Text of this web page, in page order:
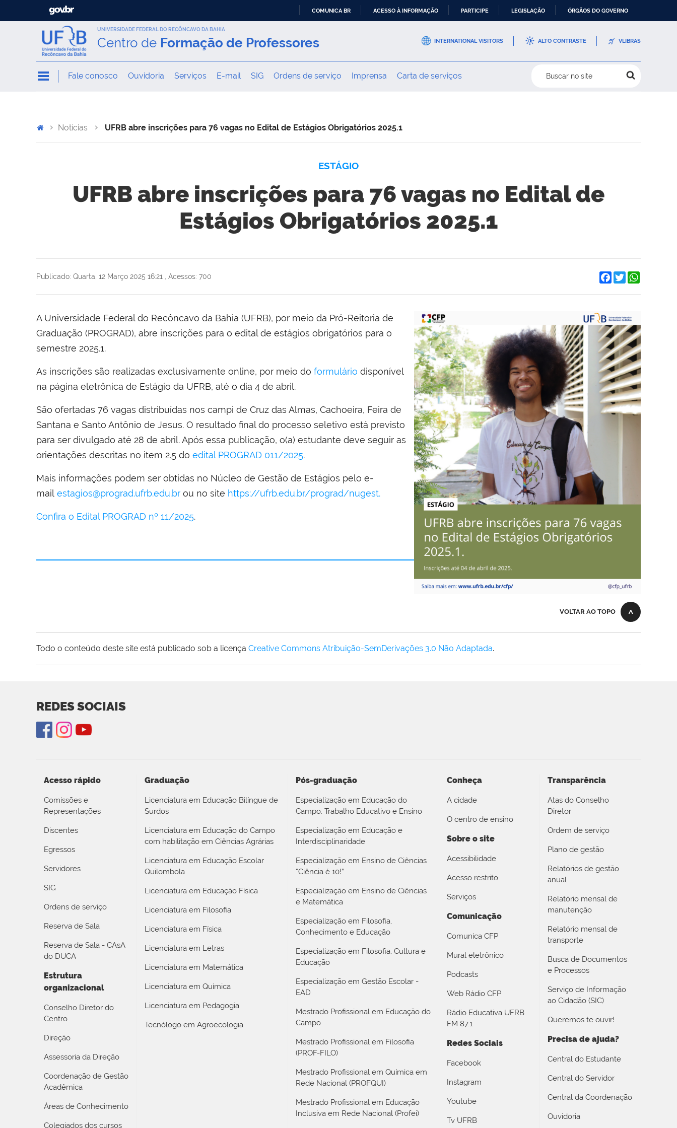
CONTEÚDO
COMUNICA BR ACESSO À INFORMAÇÃO PARTICIPE LEGISLAÇÃO ÓRGÃOS DO GOVERNO
UNIVERSIDADE FEDERAL DO RECÔNCAVO DA BAHIA
Centro de Formação de Professores INTERNATIONAL VISITORS ALTO CONTRASTE VLIBRAS
Fale conosco Ouvidoria Serviços E-mail SIG Ordens de serviço Imprensa Carta de serviços Buscar no site
Notícias UFRB abre inscrições para 76 vagas no Edital de Estágios Obrigatórios 2025.1
ESTÁGIO
UFRB abre inscrições para 76 vagas no Edital de
Estágios Obrigatórios 2025.1
Publicado: Quarta, 12 Março 2025 16:21 Acessos: 700 Facebook
Twitter
A Universidade Federal do Recôncavo da Bahia (UFRB), por meio da Pró-Reitoria de
Graduação (PROGRAD), abre inscrições para o edital de estágios obrigatórios para o
semestre 2025.1.
As inscrições são realizadas exclusivamente online, por meio do formulário disponível
na página eletrônica de Estágio da UFRB, até o dia 4 de abril.
São ofertadas 76 vagas distribuídas nos campi de Cruz das Almas, Cachoeira, Feira de
Santana e Santo Antônio de Jesus. O resultado final do processo seletivo está previsto
para ser divulgado até 28 de abril. Após essa publicação, o(a) estudante deve seguir as
orientações descritas no item 2.5 do edital PROGRAD 011/2025.
Mais informações podem ser obtidas no Núcleo de Gestão de Estágios pelo e-
mail estagios@prograd.ufrb.edu.br ou no site https://ufrb.edu.br/prograd/nugest.
Confira o Edital PROGRAD nº 11/2025.
VOLTAR AO TOPO
Todo o conteúdo deste site está publicado sob a licença Creative Commons Atribuição-SemDerivações 3.0 Não Adaptada.
REDES SOCIAIS
Acesso rápido
Comissões e
Representações
Discentes
Egressos
Servidores
SIG
Ordens de serviço
Reserva de Sala
Reserva de Sala - CAsA
do DUCA
Estrutura
organizacional
Conselho Diretor do
Centro
Direção
Assessoria da Direção
Coordenação de Gestão
Acadêmica
Áreas de Conhecimento
Colegiados dos cursos
Graduação
Licenciatura em Educação Bilíngue de
Surdos
Licenciatura em Educação do Campo
com habilitação em Ciências Agrárias
Licenciatura em Educação Escolar
Quilombola
Licenciatura em Educação Física
Licenciatura em Filosofia
Licenciatura em Física
Licenciatura em Letras
Licenciatura em Matemática
Licenciatura em Química
Licenciatura em Pedagogia
Tecnólogo em Agroecologia
Pós-graduação
Especialização em Educação do
Campo: Trabalho Educativo e Ensino
Especialização em Educação e
Interdisciplinaridade
Especialização em Ensino de Ciências
“Ciência é 10!”
Especialização em Ensino de Ciências
e Matemática
Especialização em Filosofia,
Conhecimento e Educação
Especialização em Filosofia, Cultura e
Educação
Especialização em Gestão Escolar -
EAD
Mestrado Profissional em Educação do
Campo
Mestrado Profissional em Filosofia
(PROF-FILO)
Mestrado Profissional em Química em
Rede Nacional (PROFQUI)
Mestrado Profissional em Educação
Inclusiva em Rede Nacional (Profei)
Conheça
A cidade
O centro de ensino
Sobre o site
Acessibilidade
Acesso restrito
Serviços
Comunicação
Comunica CFP
Mural eletrônico
Podcasts
Web Rádio CFP
Rádio Educativa UFRB
FM 87.1
Redes Sociais
Facebook
Instagram
Youtube
Tv UFRB
Transparência
Atas do Conselho
Diretor
Ordem de serviço
Plano de gestão
Relatórios de gestão
anual
Relatório mensal de
manutenção
Relatório mensal de
transporte
Busca de Documentos
e Processos
Serviço de Informação
ao Cidadão (SIC)
Queremos te ouvir!
Precisa de ajuda?
Central do Estudante
Central do Servidor
Central da Coordenação
Ouvidoria